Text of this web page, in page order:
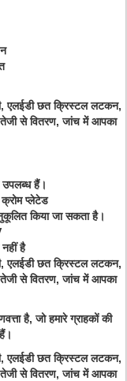
एलईडी छत क्रिस्टल लटकन,
तेजी से वितरण, जांच में आपका
उपलब्ध हैं।
प्लेटेड
किया जा सकता है।
है
एलईडी छत क्रिस्टल लटकन,
तेजी से वितरण, जांच में आपका
है, जो हमारे ग्राहकों की
एलईडी छत क्रिस्टल लटकन,
तेजी से वितरण, जांच में आपका